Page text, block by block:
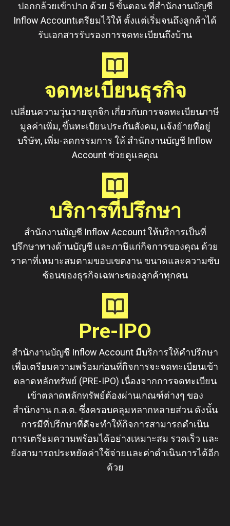
ปอกกล้วยเข้าปาก ด้วย 5 ขั้นตอน ที่สำนักงานบัญชี
Inflow Accountเตรียมไว้ให้ ตั้งแต่เริ่มจนถึงลูกค้าได้
รับเอกสารรับรองการจดทะเบียนถึงบ้าน
จดทะเบียนธุรกิจ
เปลี่ยนความวุ่นวายจุกจิก เกี่ยวกับการจดทะเบียนภาษี
มูลค่าเพิ่ม, ขึ้นทะเบียนประกันสังคม, แจ้งย้ายที่อยู่
บริษัท, เพิ่ม-ลดกรรมการ ให้ สำนักงานบัญชี Inflow
Account ช่วยดูแลคุณ
บริการที่ปรึกษา
สำนักงานบัญชี Inflow Account ให้บริการเป็นที่
ปรึกษาทางด้านบัญชี และภาษีแก่กิจการของคุณ ด้วย
ราคาที่เหมาะสมตามขอบเขตงาน ขนาดและความซับ
ซ้อนของธุรกิจเฉพาะของลูกค้าทุกคน
Pre-IPO
สำนักงานบัญชี Inflow Account มีบริการให้คำปรึกษา
เพื่อเตรียมความพร้อมก่อนที่กิจการจะจดทะเบียนเข้า
ตลาดหลักทรัพย์ (PRE-IPO) เนื่องจากการจดทะเบียน
เข้าตลาดหลักทรัพย์ต้องผ่านเกณฑ์ต่างๆ ของ
สำนักงาน ก.ล.ต. ซึ่งครอบคลุมหลากหลายส่วน ดังนั้น
การมีที่ปรึกษาที่ดีจะทำให้กิจการสามารถดำเนิน
การเตรียมความพร้อมได้อย่างเหมาะสม รวดเร็ว และ
ยังสามารถประหยัดค่าใช้จ่ายและค่าดำเนินการได้อีก
ด้วย